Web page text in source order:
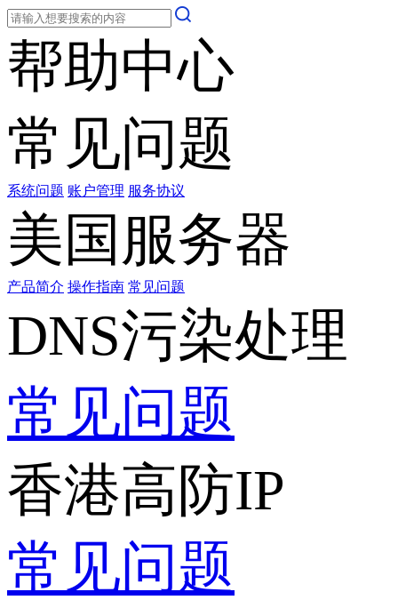
帮助中心
常见问题
系统问题 账户管理 服务协议
美国服务器
产品简介 操作指南 常见问题
DNS污染处理
常见问题
香港高防IP
常见问题